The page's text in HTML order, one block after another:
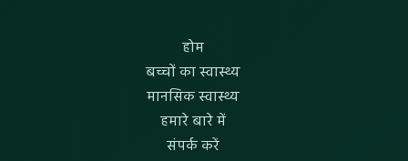
होम
बच्चों का स्वास्थ्य
मानसिक स्वास्थ्य
हमारे बारे में
संपर्क करें